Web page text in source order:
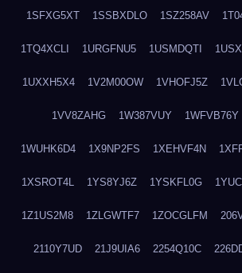
1SFXG5XT 1SSBXDLO 1SZ258AV
1TQ4XCLI 1URGFNU5 1USMDQTI
1UXXH5X4 1V2M00OW 1VHOFJ5Z
1VV8ZAHG 1W387VUY 1WFVB76Y
1WUHK6D4 1X9NP2FS 1XEHVF4N
1XSROT4L 1YS8YJ6Z 1YSKFL0G
1Z1US2M8 1ZLGWTF7 1ZOCGLFM
2110Y7UD 21J9UIA6 2254Q10C